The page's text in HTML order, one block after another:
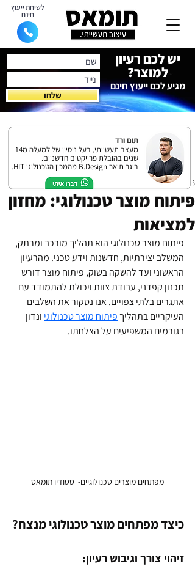
לשיחת ייעוץ
חינם
יש לכם רעיון
למוצר?
מגיע לכם ייעוץ חינם
שלחו
פיתוח מוצר טכנולוגי: מחזון
למציאות
8 באוק׳ 2024
פיתוח מוצר טכנולוגי הוא תהליך מורכב ומרתק,
המשלב יצירתיות, חדשנות וידע טכני. מהרעיון
הראשוני ועד להשקה בשוק, פיתוח מוצר דורש
תכנון קפדני, עבודת צוות ויכולת להתמודד עם
אתגרים בלתי צפויים. אנו נסקור את השלבים
העיקריים בתהליך פיתוח מוצר טכנולוגי ונדון
בגורמים המשפיעים על הצלחתו.
מפתחים מוצרים טכנולוגיים-  סטודיו תומאס
כיצד מפתחים מוצר טכנולוגי מנצח?
זיהוי צורך וגיבוש רעיון:
תום ורד
מעצב תעשייתי, בעל ניסיון של למעלה מ14
שנים בהובלת פרויקטים חדשניים.
בוגר תואר B.Design מהמכון הטכנולוגי HIT.